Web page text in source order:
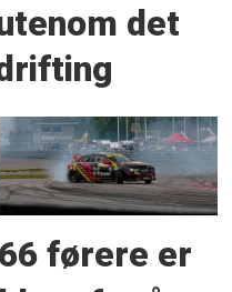
det
66 førere er